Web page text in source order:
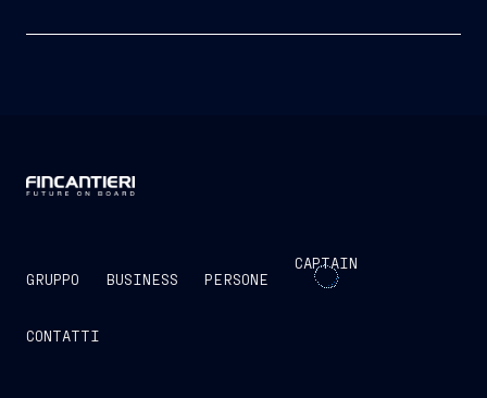
l’Atlantique
GRUPPO BUSINESS PERSONE
CAPTAIN
CONTATTI